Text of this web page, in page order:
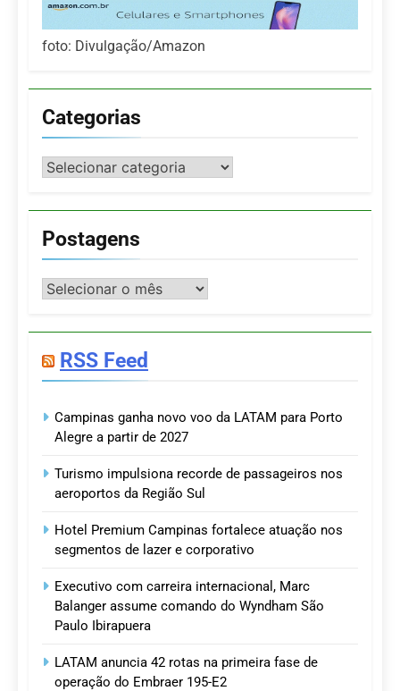
foto: Divulgação/Amazon
Categorias
Categorias
Postagens
Postagens
RSS Feed
Campinas ganha novo voo da LATAM para Porto
Alegre a partir de 2027
Turismo impulsiona recorde de passageiros nos
aeroportos da Região Sul
Hotel Premium Campinas fortalece atuação nos
segmentos de lazer e corporativo
Executivo com carreira internacional, Marc
Balanger assume comando do Wyndham São
Paulo Ibirapuera
LATAM anuncia 42 rotas na primeira fase de
operação do Embraer 195-E2